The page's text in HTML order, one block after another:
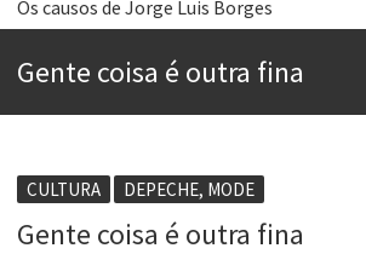
Os causos de Jorge Luis Borges
A construção da urbanidade
Aprender a fracassar é o segredo do sucesso
Gente coisa é outra fina
CULTURA DEPECHE, MODE
Gente coisa é outra fina